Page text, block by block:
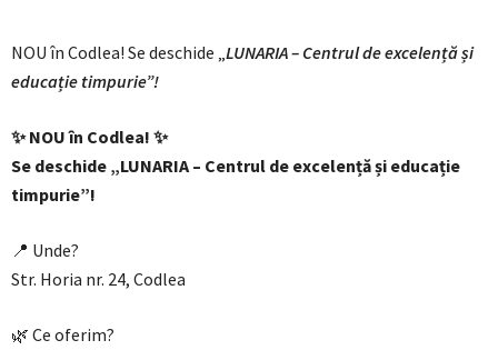
NOU în Codlea! Se deschide „ LUNARIA – Centrul de excelență și
educație timpurie”!
✨ NOU în Codlea! ✨
Se deschide „LUNARIA – Centrul de excelență și educație
timpurie”!
📍 Unde?
Str. Horia nr. 24, Codlea
🌿 Ce oferim?